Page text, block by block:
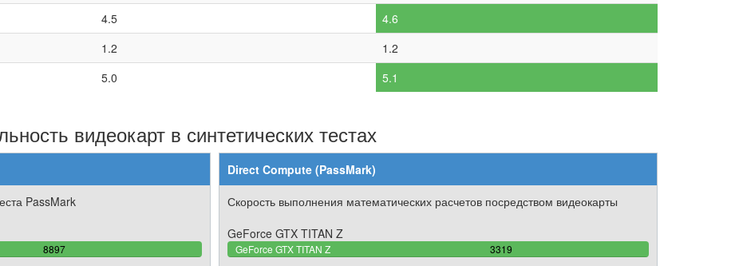
4.5
4.6
1.2
1.2
5.0 5.1
видеокарт в синтетических тестах
PassMark
8897
100%
Direct Compute (PassMark)
Скорость выполнения математических расчетов посредством видеокарты
GeForce GTX TITAN Z
GeForce GTX TITAN Z 3319
100%